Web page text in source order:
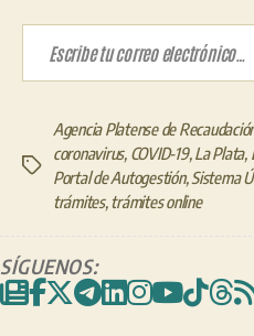
Escribe tu correo electrónico…
Etiquetas
Agencia Platense de
coronavirus, COVID-19,La Plata,
Portal de Autogestión,Sistema
trámites,trámites online
SÍGUENOS: